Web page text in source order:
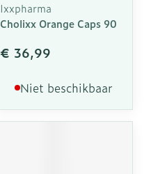
Ixxpharma
Cholixx Orange Caps 90
€ 36,99
Niet beschikbaar